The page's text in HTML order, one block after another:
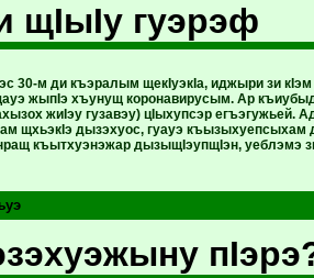
щIыIу гуэрэф
30-м ди къэралым щекIуэкIа, иджыри зи
жыпIэ хъунущ коронавирусым. Ар
жиIэу гузавэу) цIыхупсэр
щхьэкIэ дызэхуос, гуауэ
къытхуэнэжар дызыщIэупщIэн, уеблэмэ